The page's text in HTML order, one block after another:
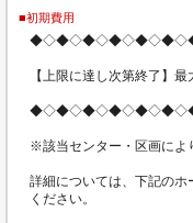
■初期費用
【上限に達し次第終了】
※該当センター・区画によ
詳細については、下記の
ください。